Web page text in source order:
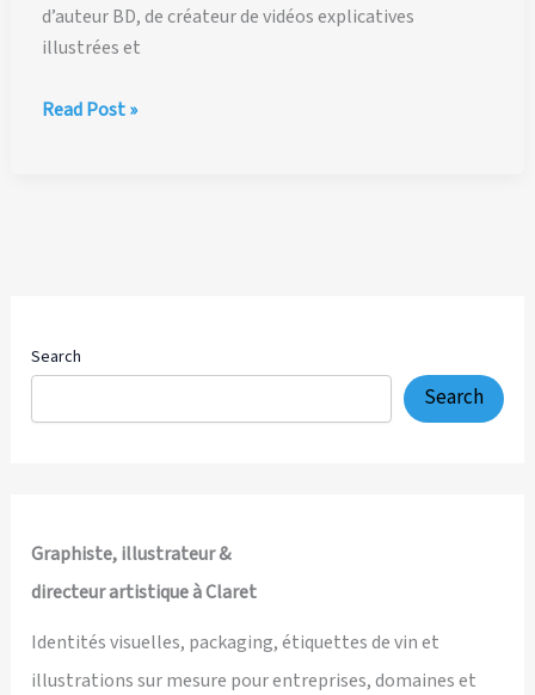
d’auteur BD, de créateur de vidéos explicatives
illustrées et
Midi
presse
membre
Peace
de
Montpellier
Read Post »
Search
Search
Graphiste, illustrateur &
directeur artistique à Claret
Identités visuelles, packaging, étiquettes de vin et
illustrations sur mesure pour entreprises, domaines et